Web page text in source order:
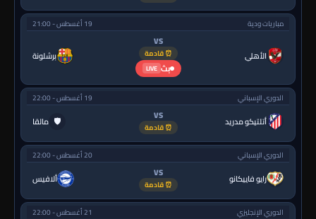
مباريات ودية 19 أغسطس - 21:00
الأهلي
VS
⏰ قادمة
بث LIVE
برشلونة
الدوري الإسباني 19 أغسطس - 22:00
أتلتيكو مدريد VS
⏰ قادمة مالقا 🛡
الدوري الإسباني 20 أغسطس - 22:00
رايو فاييكانو VS
⏰ قادمة ألافيس
الدوري الإنجليزي 21 أغسطس - 22:00